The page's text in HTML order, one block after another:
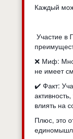
Каждый
Участие в
❌ Миф:
не имеет
✔️ Факт:
влиять на
Плюс, это